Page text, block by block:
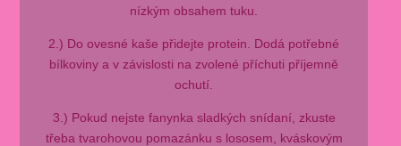
nízkým obsahem tuku.
2.) Do ovesné kaše přidejte protein. Dodá potřebné
bílkoviny a v závislosti na zvolené příchuti příjemně
ochutí.
3.) Pokud nejste fanynka sladkých snídaní, zkuste
třeba tvarohovou pomazánku s lososem, kváskovým